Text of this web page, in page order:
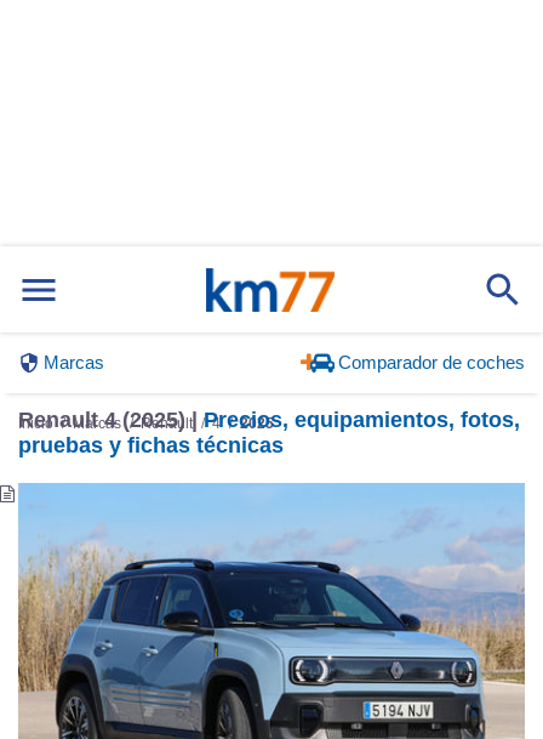
Marcas Comparador de coches
Inicio Marcas Renault 4 2025
Renault 4 (2025) |Precios, equipamientos, fotos,
pruebas y fichas técnicas